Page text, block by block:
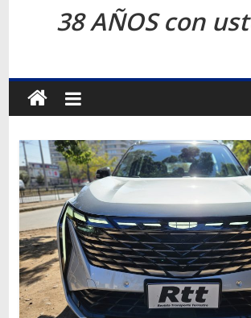
Revista
Transporte
Terrestre
Autos,
camiones,
motos,
información
mundo
del
transporte
38 AÑOS con